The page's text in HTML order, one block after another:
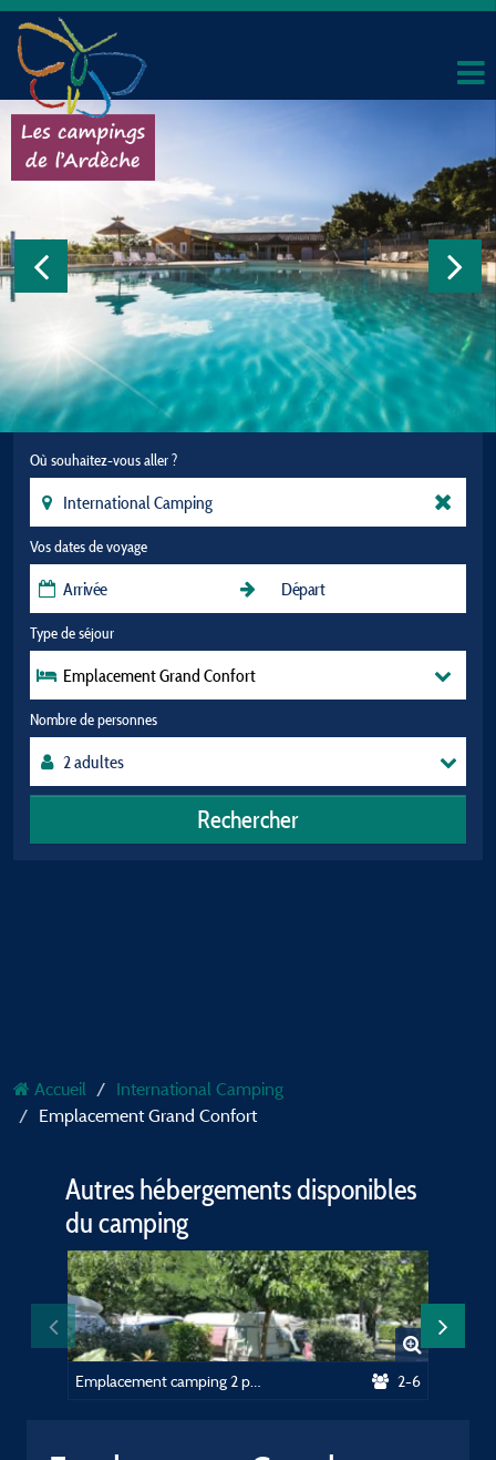
Où souhaitez-vous aller ?
Vos dates de voyage
Type de séjour
Emplacement Grand Confort
Nombre de personnes
Rechercher
Accueil
International Camping
Emplacement Grand Confort
Autres hébergements disponibles
du camping
2-6